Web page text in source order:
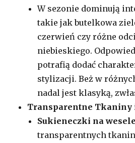
W sezonie dominują
takie jak butelkowa
czerwień czy różne
niebieskiego.
potrafią dodać
stylizacji. Beż w
nadal jest klasyką,
Transparentne Tkaniny
Sukieneczki na wesele
transparentnych